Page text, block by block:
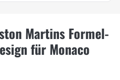
Martins Formel-
für Monaco